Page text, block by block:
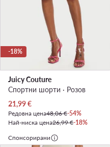
-18%
Juicy Couture
Спортни шорти · Розов
Актуална цена
21,99€
Редовна цена48,06 €-54%
Най-ниска цена26,99 €-18%
Спонсорирани